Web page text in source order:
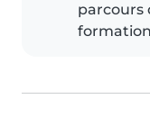
parcours
formation